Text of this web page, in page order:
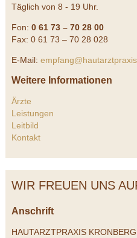
Täglich von 8 - 19 Uhr.
Fon: 0 61 73 – 70 28 00
Fax: 0 61 73 – 70 28 028
E-Mail:
Weitere Informationen
Ärzte
Leistungen
Leitbild
Kontakt
WIR FREUEN UNS
Anschrift
HAUTARZTPRAXIS KRONBERG